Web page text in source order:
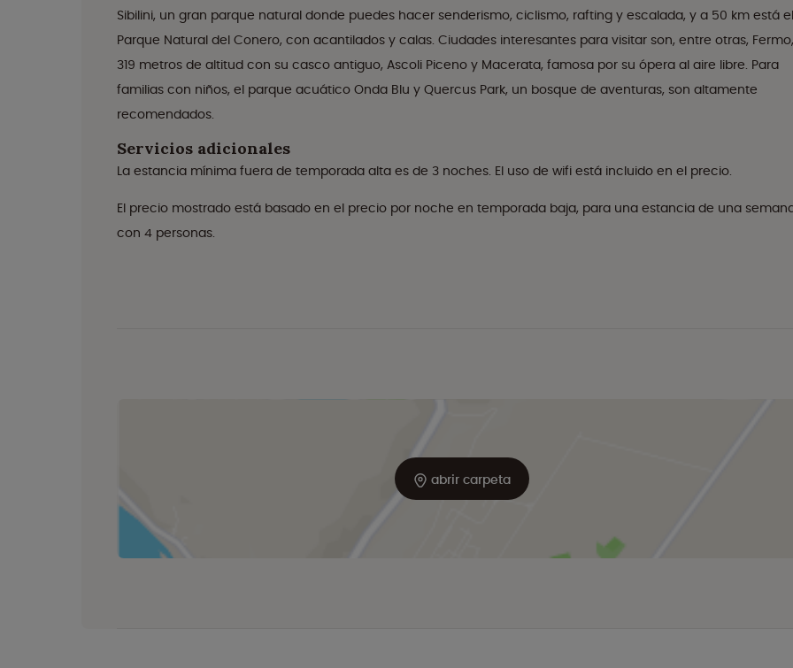
Sibilini, un gran parque natural donde puedes hacer senderismo, ciclismo, rafting y escalada, y a 50 km está el
Parque Natural del Conero, con acantilados y calas. Ciudades interesantes para visitar son, entre otras,
319 metros de altitud con su casco antiguo, Ascoli Piceno y Macerata, famosa por su ópera al aire libre. Para
familias con niños, el parque acuático Onda Blu y Quercus Park, un bosque de aventuras, son altamente
recomendados.
Servicios adicionales
La estancia mínima fuera de temporada alta es de 3 noches. El uso de wifi está incluido en el precio.
El precio mostrado está basado en el precio por noche en temporada baja, para una estancia de una
con 4 personas.
abrir carpeta